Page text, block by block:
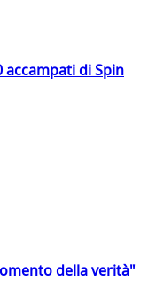
accampati di Spin
della verità"